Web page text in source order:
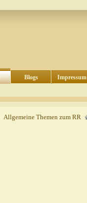
Blogs Impressum
Allgemeine Themen zum RR